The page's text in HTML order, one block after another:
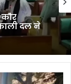
दल ने